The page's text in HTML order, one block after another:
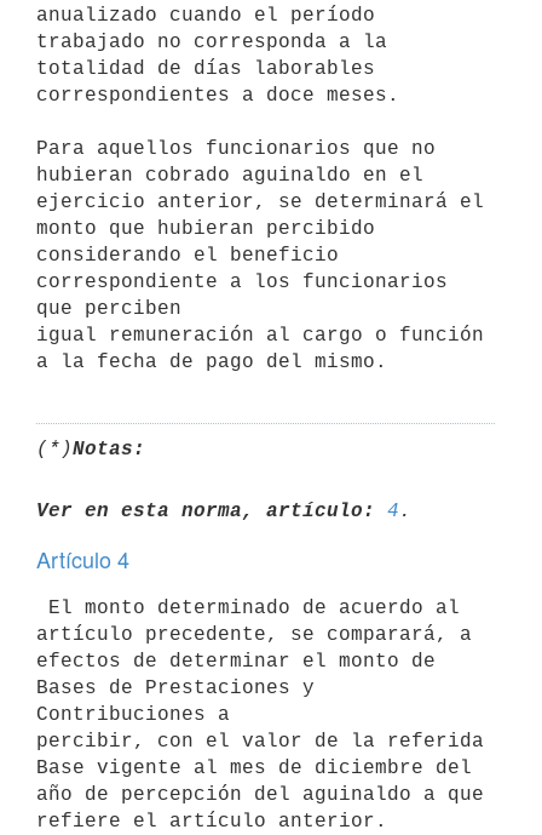
anualizado cuando el período
trabajado no corresponda a la
totalidad de días laborables
correspondientes a doce meses.
Para aquellos funcionarios que no
hubieran cobrado aguinaldo en el
ejercicio anterior, se determinará el
monto que hubieran percibido
considerando el beneficio
correspondiente a los funcionarios
que perciben
igual remuneración al cargo o función
(*)Notas:
Ver en esta norma, artículo: 4
Artículo 4
artículo precedente, se comparará, a
efectos de determinar el monto de
Bases de Prestaciones y
Contribuciones a
percibir, con el valor de la referida
Base vigente al mes de diciembre del
año de percepción del aguinaldo a que